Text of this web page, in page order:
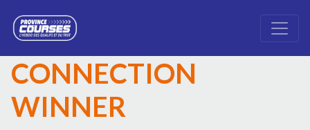
CONNECTION
WINNER